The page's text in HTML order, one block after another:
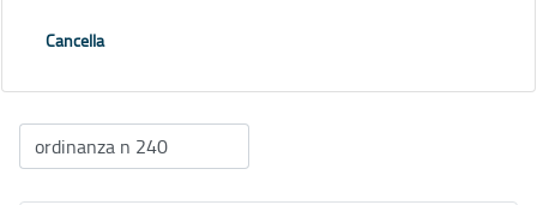
Cancella